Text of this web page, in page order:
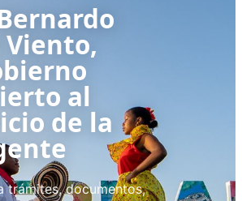
al
de la
trámites, documentos,